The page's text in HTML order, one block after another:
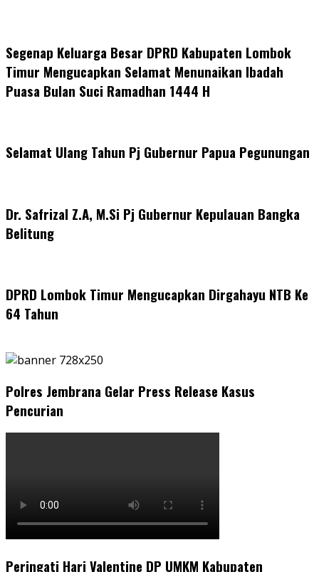
Segenap Keluarga Besar DPRD Kabupaten Lombok
Timur Mengucapkan Selamat Menunaikan Ibadah
Puasa Bulan Suci Ramadhan 1444 H
Selamat Ulang Tahun Pj Gubernur Papua Pegunungan
Dr. Safrizal Z.A, M.Si Pj Gubernur Kepulauan Bangka
Belitung
DPRD Lombok Timur Mengucapkan Dirgahayu NTB Ke
64 Tahun
Polres Jembrana Gelar Press Release Kasus
Pencurian
Peringati Hari Valentine DP UMKM Kabupaten